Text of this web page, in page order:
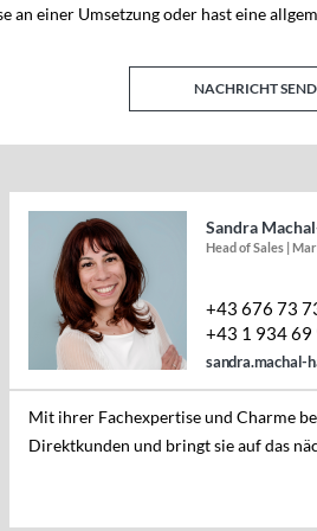
an einer Umsetzung oder hast eine
NACHRICHT
Sandra
Head of Sales |
+43 676 73
+43 1 934
sandra.machal-
Mit ihrer Fachexpertise und Charme
Direktkunden und bringt sie auf das